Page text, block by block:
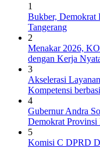
1
Bukber, Demokrat
Tangerang
2
Menakar 2026,
dengan Kerja
3
Akselerasi
Kompetensi
4
Gubernur Andra
Demokrat Provinsi
5
Komisi C DPRD